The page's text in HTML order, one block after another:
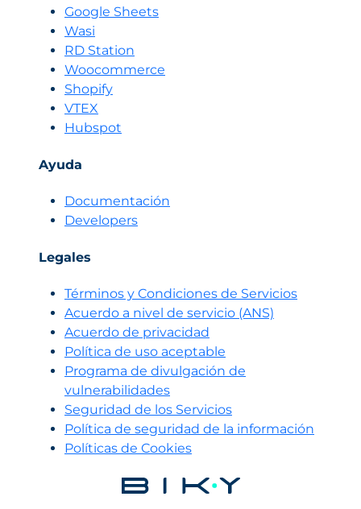
Google Sheets
Wasi
RD Station
Woocommerce
Shopify
VTEX
Hubspot
Ayuda
Documentación
Developers
Legales
Términos y Condiciones de Servicios
Acuerdo a nivel de servicio (ANS)
Acuerdo de privacidad
Política de uso aceptable
Programa de divulgación de
vulnerabilidades
Seguridad de los Servicios
Política de seguridad de la información
Políticas de Cookies